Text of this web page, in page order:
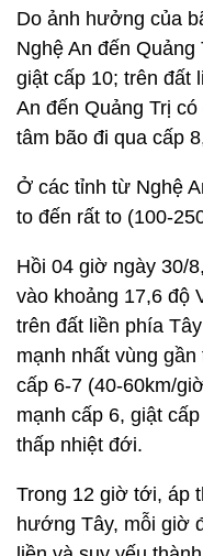
Do ảnh hưởng của
Nghệ An đến
giật cấp 10; trên đất
An đến Quảng Trị
tâm bão đi qua cấp
Ở các tỉnh từ Nghệ
to đến rất to (100-
Hồi 04 giờ ngày 30/
vào khoảng 17,6 độ
trên đất liền phía
mạnh nhất vùng
cấp 6-7 (40-60km/
mạnh cấp 6, giật
thấp nhiệt đới.
Trong 12 giờ tới, áp
hướng Tây, mỗi giờ